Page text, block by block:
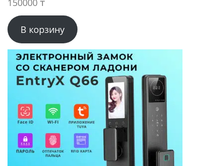
150000 ₸
В корзину